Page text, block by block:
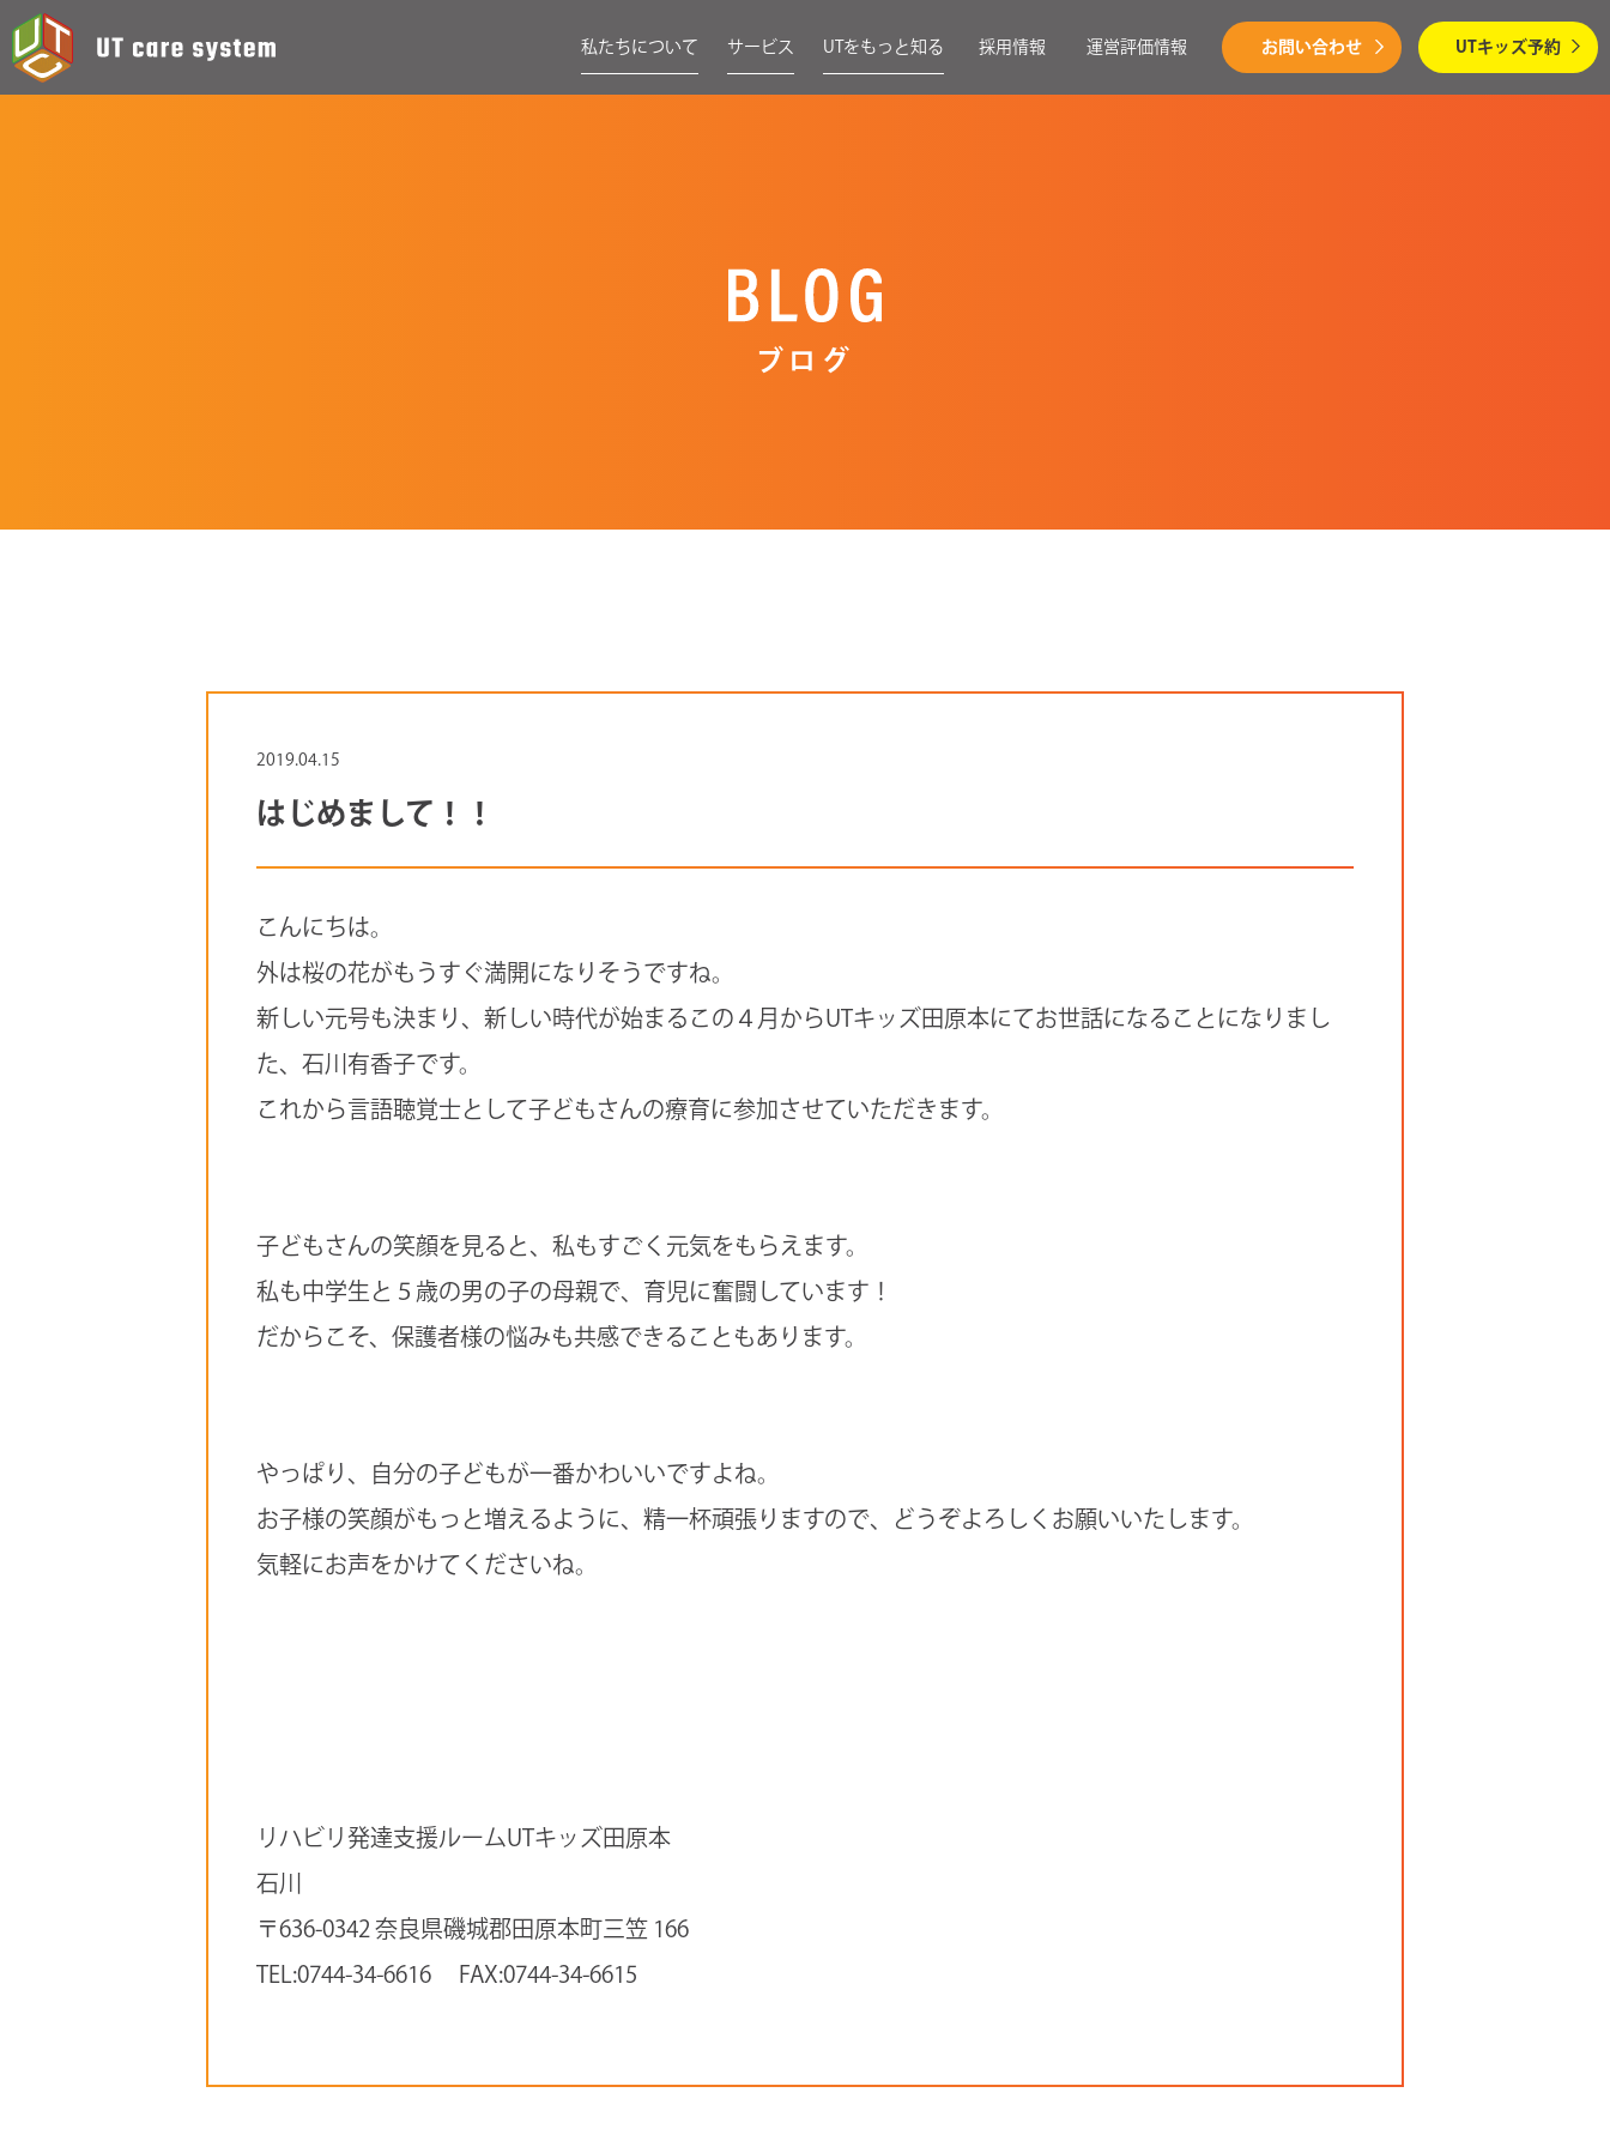
私たちについて サービス UTをもっと知る 採用情報 運営評価情報 お問い合わせ UTキッズ予約
ブログ
2019.04.15
はじめまして！！
こんにちは。
外は桜の花がもうすぐ満開になりそうですね。
新しい元号も決まり、新しい時代が始まるこの４月からUTキッズ田原本にてお世話になることになりまし
た、石川有香子です。
これから言語聴覚士として子どもさんの療育に参加させていただきます。
子どもさんの笑顔を見ると、私もすごく元気をもらえます。
私も中学生と５歳の男の子の母親で、育児に奮闘しています！
だからこそ、保護者様の悩みも共感できることもあります。
やっぱり、自分の子どもが一番かわいいですよね。
お子様の笑顔がもっと増えるように、精一杯頑張りますので、どうぞよろしくお願いいたします。
気軽にお声をかけてくださいね。
リハビリ発達支援ルームUTキッズ田原本
石川
〒636-0342 奈良県磯城郡田原本町三笠 166
TEL:0744-34-6616 FAX:0744-34-6615